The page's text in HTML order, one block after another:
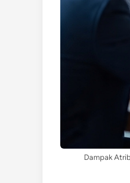
Dampak